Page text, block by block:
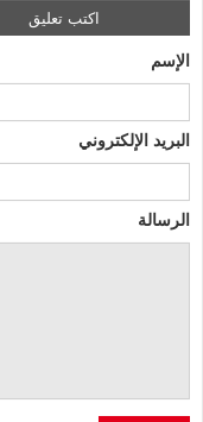
اكتب تعليق
الإسم
البريد الإلكتروني
الرسالة